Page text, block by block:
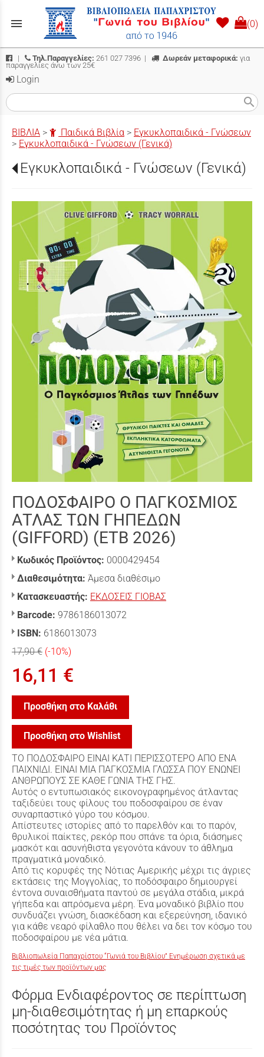
menu (0)
| Τηλ.Παραγγελίες: 261 027 7396 | Δωρεάν μεταφορικά: για
παραγγελίες άνω των 25€
Login
search
ΒΙΒΛΙΑ > Παιδικά Βιβλία > Εγκυκλοπαιδικά - Γνώσεων
> Εγκυκλοπαιδικά - Γνώσεων (Γενικά)
Εγκυκλοπαιδικά - Γνώσεων (Γενικά)
ΠΟΔΟΣΦΑΙΡΟ Ο ΠΑΓΚΟΣΜΙΟΣ
ΑΤΛΑΣ ΤΩΝ ΓΗΠΕΔΩΝ
(GIFFORD) (ETB 2026)
Κωδικός Προϊόντος: 0000429454
Διαθεσιμότητα: Άμεσα διαθέσιμο
Κατασκευαστής: ΕΚΔΟΣΕΙΣ ΓΙΟΒΑΣ
Barcode: 9786186013072
ISBN: 6186013073
17,90 € (-10%)
16,11 €
Προσθήκη στο Καλάθι
Προσθήκη στο Wishlist
ΤΟ ΠΟΔΟΣΦΑΙΡΟ ΕΙΝΑΙ ΚΑΤΙ ΠΕΡΙΣΣΟΤΕΡΟ ΑΠΟ ΕΝΑ
ΠΑΙΧΝΙΔΙ. ΕΙΝΑΙ ΜΙΑ ΠΑΓΚΟΣΜΙΑ ΓΛΩΣΣΑ ΠΟΥ ΕΝΩΝΕΙ
ΑΝΘΡΩΠΟΥΣ ΣΕ ΚΑΘΕ ΓΩΝΙΑ ΤΗΣ ΓΗΣ.
Αυτός ο εντυπωσιακός εικονογραφημένος άτλαντας
ταξιδεύει τους φίλους του ποδοσφαίρου σε έναν
συναρπαστικό γύρο του κόσμου.
Απίστευτες ιστορίες από το παρελθόν και το παρόν,
θρυλικοί παίκτες, ρεκόρ που σπάνε τα όρια, διάσημες
μασκότ και ασυνήθιστα γεγονότα κάνουν το άθλημα
πραγματικά μοναδικό.
Από τις κορυφές της Νότιας Αμερικής μέχρι τις άγριες
εκτάσεις της Μογγολίας, το ποδόσφαιρο δημιουργεί
έντονα συναισθήματα παντού σε μεγάλα στάδια, μικρά
γήπεδα και απρόσμενα μέρη. Ένα μοναδικό βιβλίο που
συνδυάζει γνώση, διασκέδαση και εξερεύνηση, ιδανικό
για κάθε νεαρό φίλαθλο που θέλει να δει τον κόσμο του
ποδοσφαίρου με νέα μάτια.
Βιβλιοπωλεία Παπαχρίστου “Γωνιά του Βιβλίου” Ενημέρωση σχετικά με
τις τιμές των προϊόντων μας
Φόρμα Ενδιαφέροντος σε περίπτωση
μη-διαθεσιμότητας ή μη επαρκούς
ποσότητας του Προϊόντος